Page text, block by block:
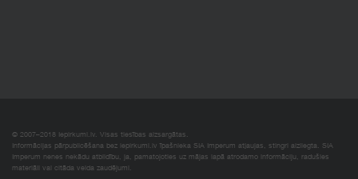
© 2007–2018 Iepirkumi.lv. Visas tiesības aizsargātas.
Informācijas pārpublicēšana bez iepirkumi.lv īpašnieka SIA Imperum atļaujas, stingri aizliegta. SIA
Imperum nenes nekādu atbildību, ja, pamatojoties uz mājas lapā atrodamo informāciju, radušies
materiāli vai citāda veida zaudējumi.